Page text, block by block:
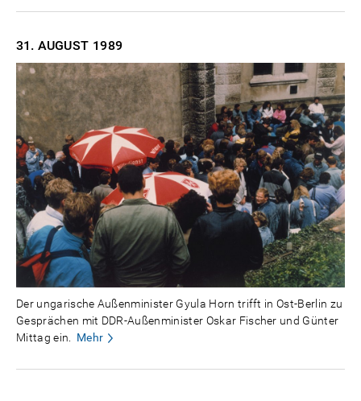
31. AUGUST 1989
Der ungarische Außenminister Gyula Horn trifft in Ost-Berlin zu
Gesprächen mit DDR-Außenminister Oskar Fischer und Günter
Mittag ein.
Mehr